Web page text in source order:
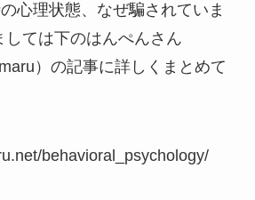
心理状態、なぜ騙されていま
しては下のはんぺんさん
）の記事に詳しくまとめて
behavioral_psychology/